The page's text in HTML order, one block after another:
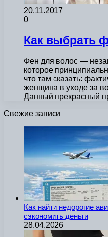
20.11.2017
0
Как выбрать
Фен для волос —
которое
что там сказать:
женщина в уходе за
Данный прекрасный
Свежие записи
Как найти недорогие
сэкономить деньги
28.04.2026